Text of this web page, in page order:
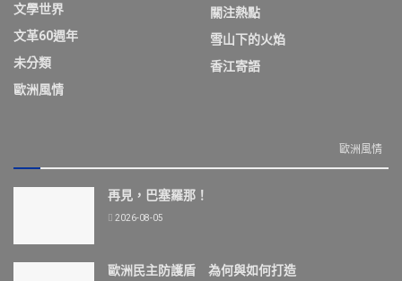
文學世界
文革60週年
未分類
歐洲風情
關注熱點
雪山下的火焰
香江寄語
歐洲風情
再見，巴塞羅那！
2026-08-05
歐洲民主防護盾 為何與如何打造